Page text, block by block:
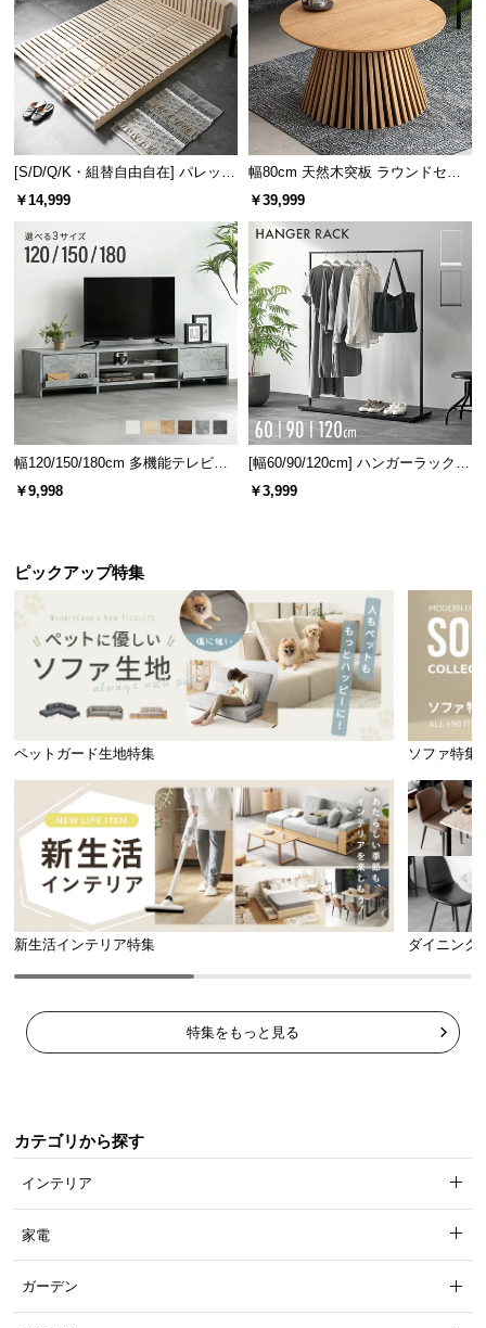
商品サイズ
※単位は「センチメートル」になります
横幅 奥行き 高さ
約101㎝ 約215㎝ 約72㎝
充実のアフターサービス
商品のお届けから、ご購入後のアフターサービスま
で、トータルでご満足頂けるように努めています。
安心と信頼の「一年間保証」
[S/D/Q/K・組替自由自在] パレット
ベッド 8/12/16枚セット
￥14,999
幅80cm 天然木突板 ラウンドセン
ターテーブル 美しい格子デザイン
￥39,999
幅120/150/180cm 多機能テレビボ
ード 木目/石目調 オープン収納・
引き出し収納付き
￥9,998
[幅60/90/120cm] ハンガーラック
スチール 4段階高さ調節 サイドフ
ック オープンラック シンプル
￥3,999
ピックアップ特集
ペットガード生地特集 ソファ特集
新生活インテリア特集 ダイニング
特集をもっと見る
カテゴリから探す
インテリア
家電
ガーデン